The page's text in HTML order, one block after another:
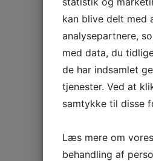
kan blive delt med
analysepartnere,
med data, du
de har indsamlet
tjenester. Ved at
samtykke til disse
Læs mere om
behandling af